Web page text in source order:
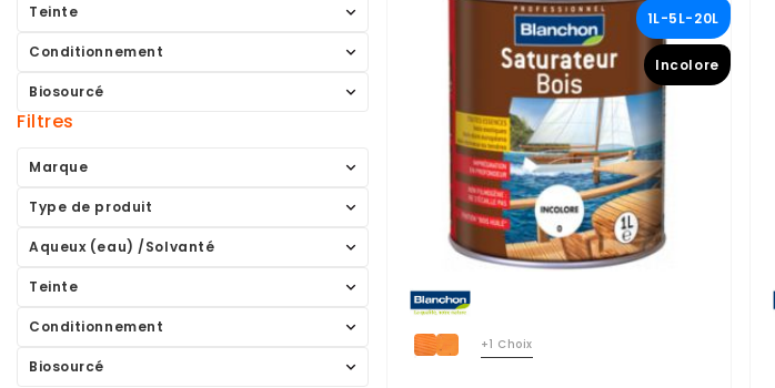
Teinte
Conditionnement
Biosourcé
Filtres
Marque
Type de produit
Aqueux (eau) /Solvanté
Teinte
Conditionnement
Biosourcé
+1 Choix
1L-5L-20L
Incolore